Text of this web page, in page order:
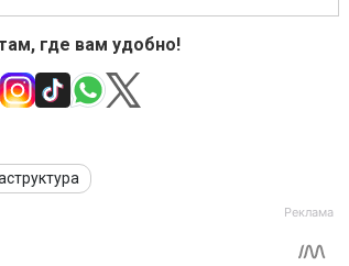
где вам удобно!